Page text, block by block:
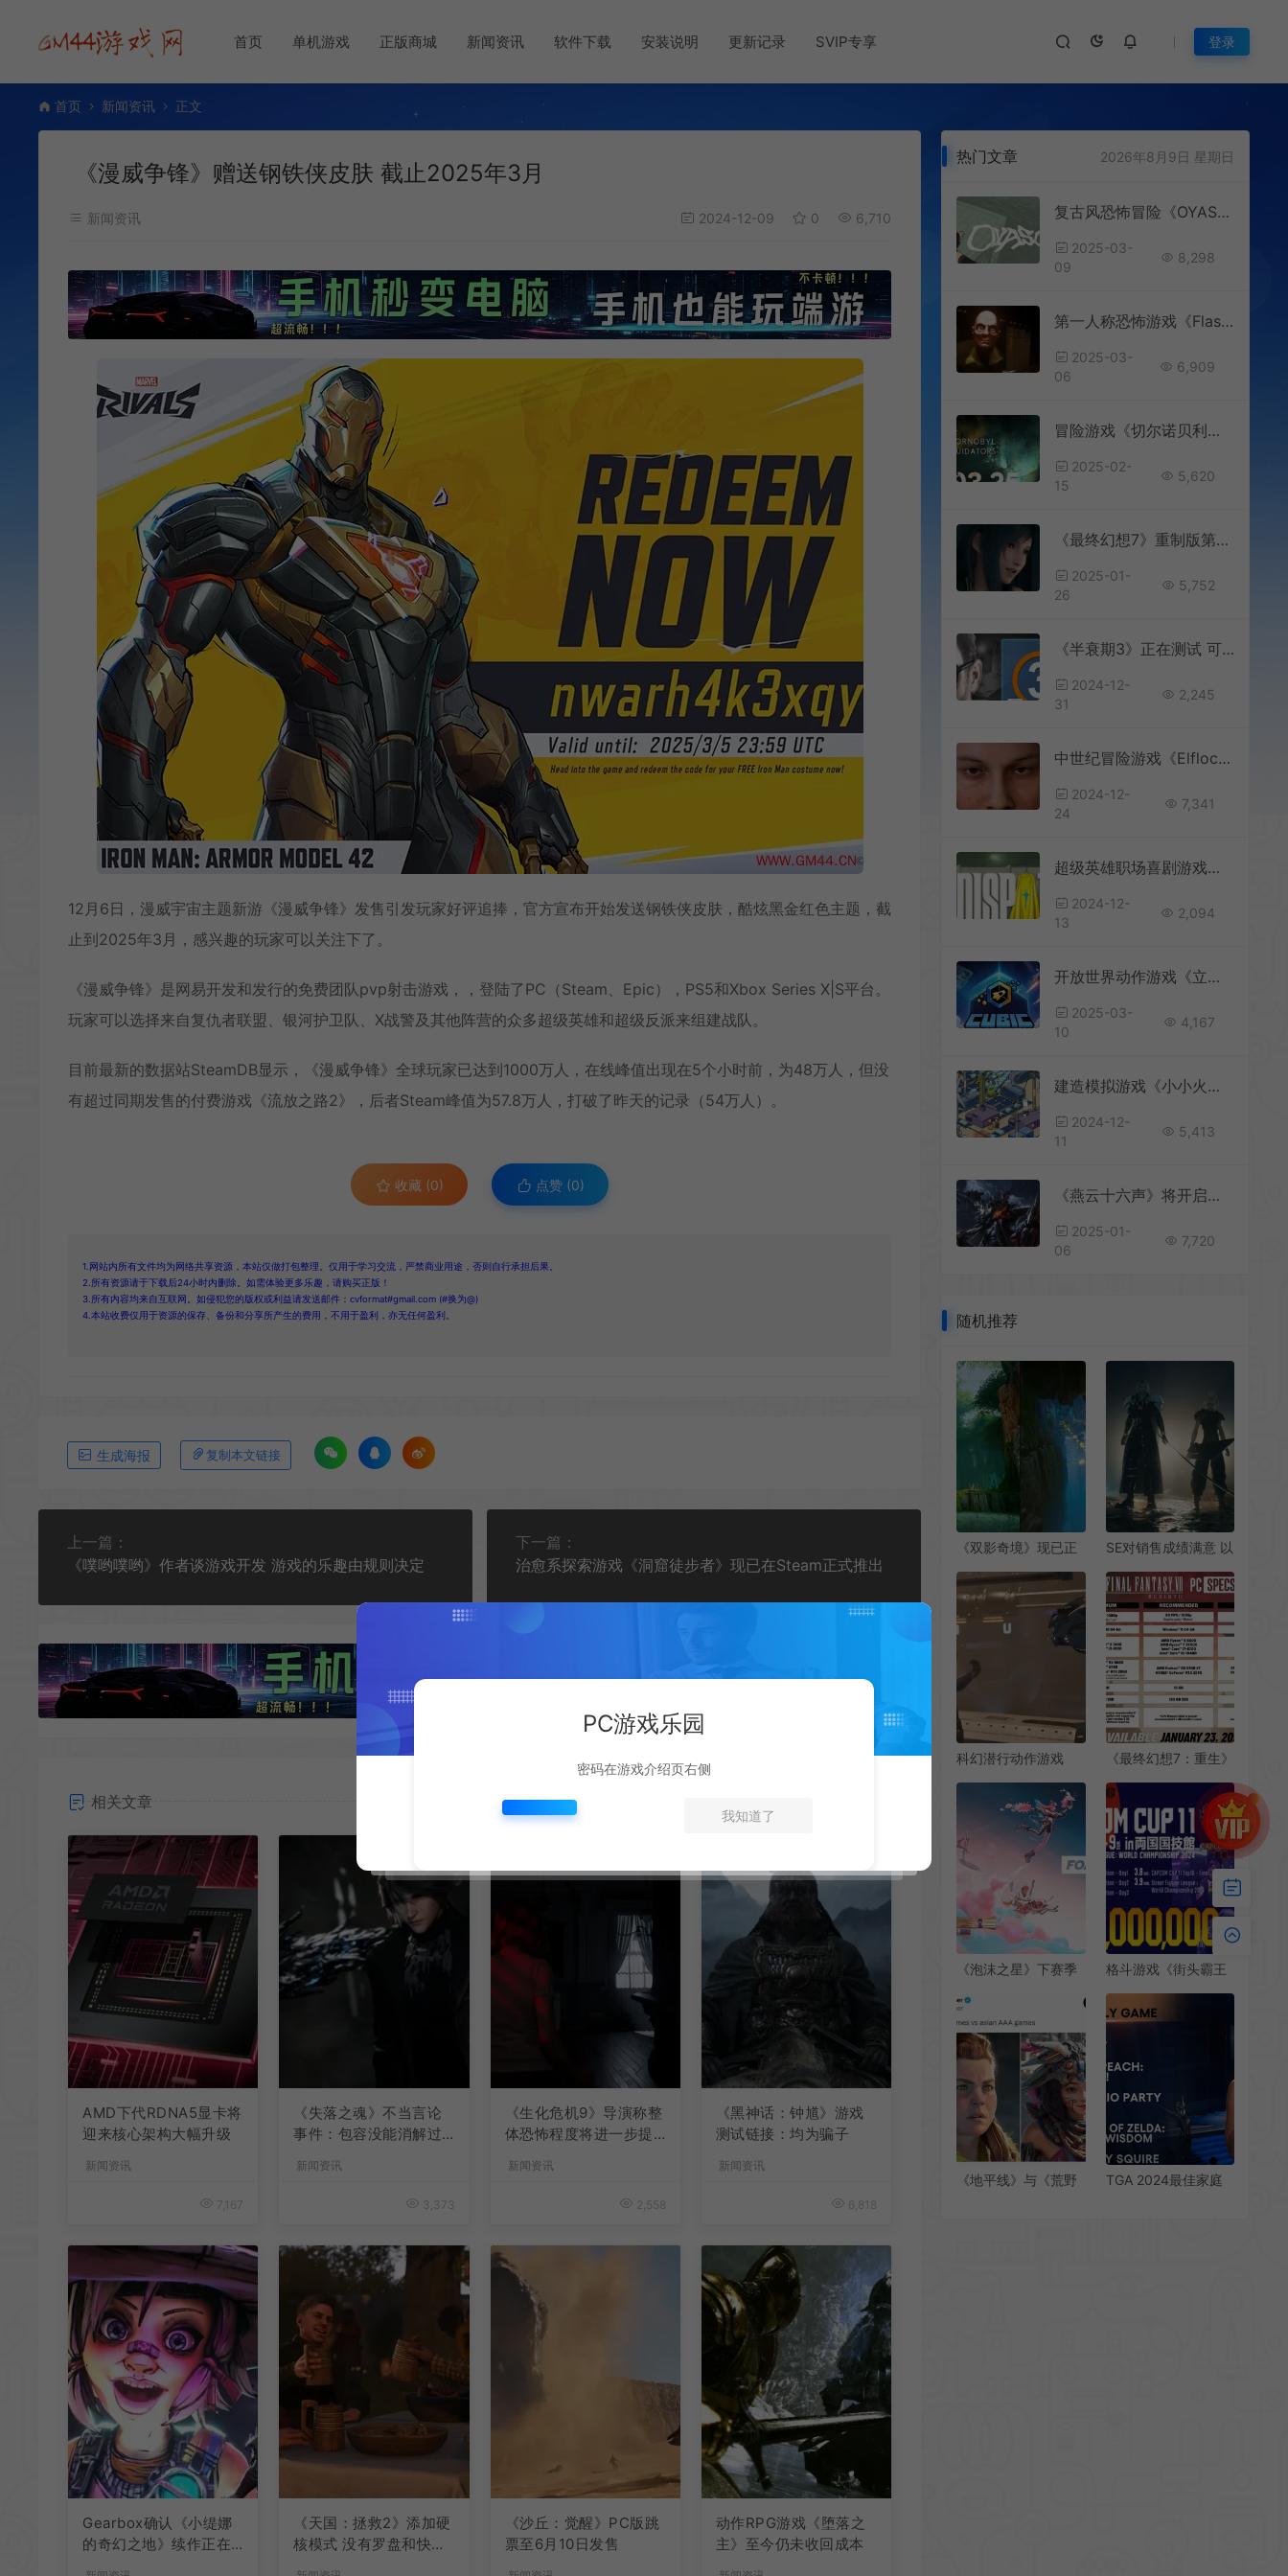
首页 单机游戏 正版商城 新闻资讯 软件下载 安装说明 更新记录 SVIP专享 登录
首页 新闻资讯 正文
《漫威争锋》赠送钢铁侠皮肤 截止2025年3月
新闻资讯 2024-12-09 0 6,710
12月6日，漫威宇宙主题新游《漫威争锋》发售引发玩家好评追捧，官方宣布开始发送钢铁侠皮肤，酷炫黑金红色主题，截
止到2025年3月，感兴趣的玩家可以关注下了。
《漫威争锋》是网易开发和发行的免费团队pvp射击游戏，，登陆了PC（Steam、Epic），PS5和Xbox Series X|S平台。
玩家可以选择来自复仇者联盟、银河护卫队、X战警及其他阵营的众多超级英雄和超级反派来组建战队。
目前最新的数据站SteamDB显示，《漫威争锋》全球玩家已达到1000万人，在线峰值出现在5个小时前，为48万人，但没
有超过同期发售的付费游戏《流放之路2》，后者Steam峰值为57.8万人，打破了昨天的记录（54万人）。
收藏 (0) 点赞 (0)
1.网站内所有文件均为网络共享资源，本站仅做打包整理。仅用于学习交流，严禁商业用途，否则自行承担后果。
2.所有资源请于下载后24小时内删除。如需体验更多乐趣，请购买正版！
3.所有内容均来自互联网。如侵犯您的版权或利益请发送邮件：cvformat#gmail.com (#换为@)
4.本站收费仅用于资源的保存、备份和分享所产生的费用，不用于盈利，亦无任何盈利。
生成海报 复制本文链接
上一篇：
《噗哟噗哟》作者谈游戏开发 游戏的乐趣由规则决定
下一篇：
治愈系探索游戏《洞窟徒步者》现已在Steam正式推出
相关文章
AMD下代RDNA5显卡将
迎来核心架构大幅升级
新闻资讯
7,167
《失落之魂》不当言论
事件：包容没能消解过
新闻资讯
3,373
《生化危机9》导演称整
体恐怖程度将进一步提
新闻资讯
2,558
《黑神话：钟馗》游戏
测试链接：均为骗子
新闻资讯
6,818
Gearbox确认《小缇娜
的奇幻之地》续作正在
《天国：拯救2》添加硬
核模式 没有罗盘和快速
《沙丘：觉醒》PC版跳
票至6月10日发售
动作RPG游戏《堕落之
主》至今仍未收回成本
热门文章 2026年8月9日 星期日
复古风恐怖冒险《OYASUMII》Steam正式推出
2025-03-
09
8,298
第一人称恐怖游戏《Flashing Dark》Steam正式推出
2025-03-
06
6,909
冒险游戏《切尔诺贝利清算人》将于3月登陆主机平台
2025-02-
15
5,620
《最终幻想7》重制版第三部将保留蒂法扇耳光名场面
2025-01-
26
5,752
《半衰期3》正在测试 可能会在2025年正式亮相
2024-12-
31
2,245
中世纪冒险游戏《Elflock》发布实机预告 2025年发售
2024-12-
24
7,341
超级英雄职场喜剧游戏《Dispatch》发布视频预告片
2024-12-
13
2,094
开放世界动作游戏《立方体奥德赛》已推出试玩Demo
2025-03-
10
4,167
建造模拟游戏《小小火箭实验室》2025年登陆Steam和Switch平台
2024-12-
11
5,413
《燕云十六声》将开启移动端公测 有更多可探索区域
2025-01-
06
7,720
随机推荐
《双影奇境》现已正
万人
SE对销售成绩满意 以
科幻潜行动作游戏
《最终幻想7：重生》
要2060显卡
《泡沫之星》下赛季
状态并可玩
格斗游戏《街头霸王
幕 奖金100万美元
《地平线》与《荒野
TGA 2024最佳家庭
PC游戏乐园
密码在游戏介绍页右侧
我知道了